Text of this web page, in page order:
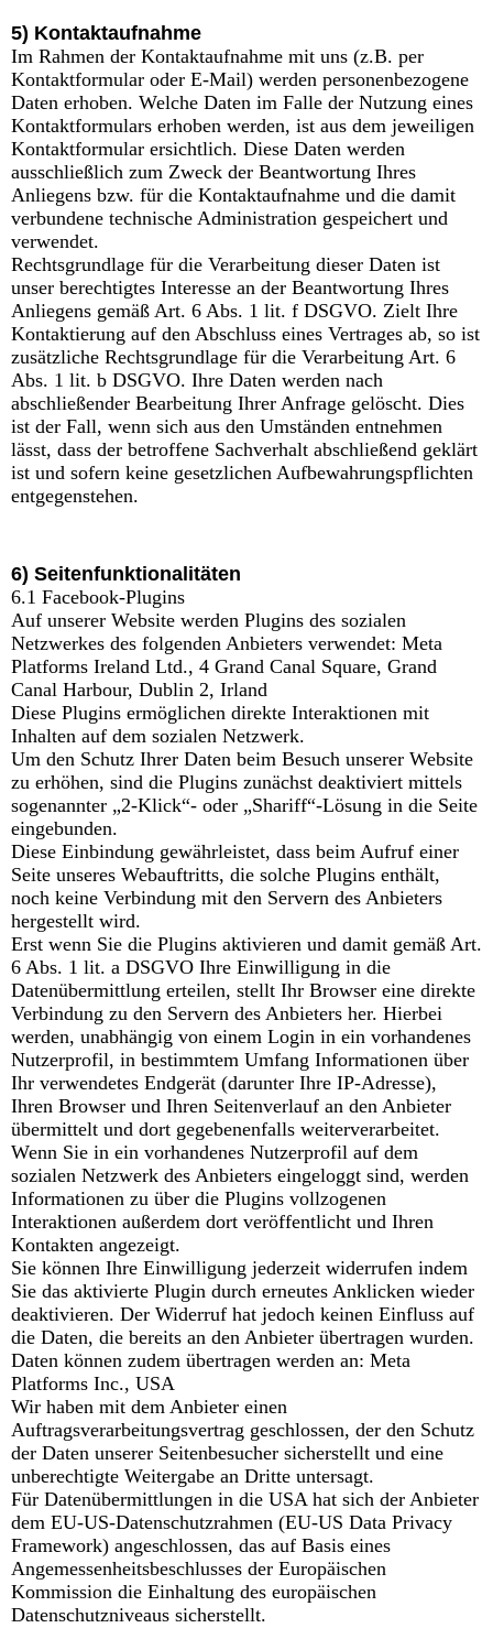
5) Kontaktaufnahme
Im Rahmen der Kontaktaufnahme mit uns (z.B. per
Kontaktformular oder E-Mail) werden personenbezogene
Daten erhoben. Welche Daten im Falle der Nutzung eines
Kontaktformulars erhoben werden, ist aus dem jeweiligen
Kontaktformular ersichtlich. Diese Daten werden
ausschließlich zum Zweck der Beantwortung Ihres
Anliegens bzw. für die Kontaktaufnahme und die damit
verbundene technische Administration gespeichert und
verwendet.
Rechtsgrundlage für die Verarbeitung dieser Daten ist
unser berechtigtes Interesse an der Beantwortung Ihres
Anliegens gemäß Art. 6 Abs. 1 lit. f DSGVO. Zielt Ihre
Kontaktierung auf den Abschluss eines Vertrages ab, so ist
zusätzliche Rechtsgrundlage für die Verarbeitung Art. 6
Abs. 1 lit. b DSGVO. Ihre Daten werden nach
abschließender Bearbeitung Ihrer Anfrage gelöscht. Dies
ist der Fall, wenn sich aus den Umständen entnehmen
lässt, dass der betroffene Sachverhalt abschließend geklärt
ist und sofern keine gesetzlichen Aufbewahrungspflichten
entgegenstehen.
6) Seitenfunktionalitäten
6.1 Facebook-Plugins
Auf unserer Website werden Plugins des sozialen
Netzwerkes des folgenden Anbieters verwendet: Meta
Platforms Ireland Ltd., 4 Grand Canal Square, Grand
Canal Harbour, Dublin 2, Irland
Diese Plugins ermöglichen direkte Interaktionen mit
Inhalten auf dem sozialen Netzwerk.
Um den Schutz Ihrer Daten beim Besuch unserer Website
zu erhöhen, sind die Plugins zunächst deaktiviert mittels
sogenannter „2-Klick“- oder „Shariff“-Lösung in die Seite
eingebunden.
Diese Einbindung gewährleistet, dass beim Aufruf einer
Seite unseres Webauftritts, die solche Plugins enthält,
noch keine Verbindung mit den Servern des Anbieters
hergestellt wird.
Erst wenn Sie die Plugins aktivieren und damit gemäß Art.
6 Abs. 1 lit. a DSGVO Ihre Einwilligung in die
Datenübermittlung erteilen, stellt Ihr Browser eine direkte
Verbindung zu den Servern des Anbieters her. Hierbei
werden, unabhängig von einem Login in ein vorhandenes
Nutzerprofil, in bestimmtem Umfang Informationen über
Ihr verwendetes Endgerät (darunter Ihre IP-Adresse),
Ihren Browser und Ihren Seitenverlauf an den Anbieter
übermittelt und dort gegebenenfalls weiterverarbeitet.
Wenn Sie in ein vorhandenes Nutzerprofil auf dem
sozialen Netzwerk des Anbieters eingeloggt sind, werden
Informationen zu über die Plugins vollzogenen
Interaktionen außerdem dort veröffentlicht und Ihren
Kontakten angezeigt.
Sie können Ihre Einwilligung jederzeit widerrufen indem
Sie das aktivierte Plugin durch erneutes Anklicken wieder
deaktivieren. Der Widerruf hat jedoch keinen Einfluss auf
die Daten, die bereits an den Anbieter übertragen wurden.
Daten können zudem übertragen werden an: Meta
Platforms Inc., USA
Wir haben mit dem Anbieter einen
Auftragsverarbeitungsvertrag geschlossen, der den Schutz
der Daten unserer Seitenbesucher sicherstellt und eine
unberechtigte Weitergabe an Dritte untersagt.
Für Datenübermittlungen in die USA hat sich der Anbieter
dem EU-US-Datenschutzrahmen (EU-US Data Privacy
Framework) angeschlossen, das auf Basis eines
Angemessenheitsbeschlusses der Europäischen
Kommission die Einhaltung des europäischen
Datenschutzniveaus sicherstellt.